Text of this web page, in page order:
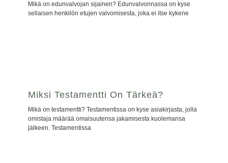
Mikä on edunvalvojan sijainen? Edunvalvonnassa on kyse
sellaisen henkilön etujen valvomisesta, joka ei itse kykene
Miksi Testamentti On Tärkeä?
Mikä on testamentti? Testamentissa on kyse asiakirjasta, jolla
omistaja määrää omaisuutensa jakamisesta kuolemansa
jälkeen. Testamentissa